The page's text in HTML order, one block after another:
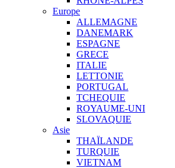
Europe
ALLEMAGNE
DANEMARK
ESPAGNE
GRECE
ITALIE
LETTONIE
PORTUGAL
TCHEQUIE
ROYAUME-UNI
SLOVAQUIE
Asie
THAÏLANDE
TURQUIE
VIETNAM